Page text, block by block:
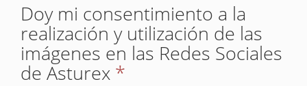
Doy mi consentimiento a la
realización y utilización de las
imágenes en las Redes Sociales
de Asturex *